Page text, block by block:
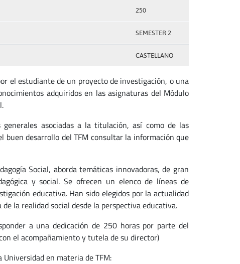
250
SEMESTER 2
CASTELLANO
el estudiante de un proyecto de investigación, o una
adquiridos en las asignaturas del Módulo
asociadas a la titulación, así como de las
buen desarrollo del TFM consultar la información que
Social, aborda temáticas innovadoras, de gran
y social. Se ofrecen un elenco de líneas de
educativa. Han sido elegidos por la actualidad
la realidad social desde la perspectiva educativa.
a una dedicación de 250 horas por parte del
el acompañamiento y tutela de su director)
en materia de TFM: